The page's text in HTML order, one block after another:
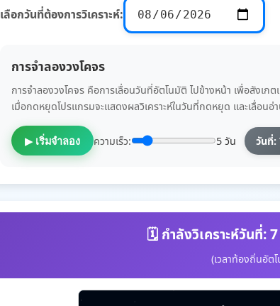
เลือกวันที่ต้องการวิเคราะห์:
การจำลองวงโคจร
การจำลองวงโคจร คือการเลื่อนวันที่อัตโนมัติ ไปข้างหน้า เพื่อสังเก
เมื่อกดหยุดโปรแกรมจะแสดงผลวิเคราะห์ในวันที่กดหยุด และเลื่อน
▶ เริ่มจำลอง ความเร็ว: 5 วัน วันที่:
🗓️ กำลังวิเคราะห์วันที่:
(เวลาท้องถิ่นอัต